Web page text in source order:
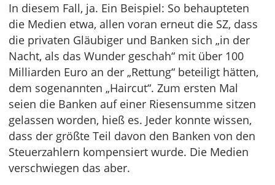
In diesem Fall, ja. Ein Beispiel: So behaupteten
die Medien etwa, allen voran erneut die SZ, dass
die privaten Gläubiger und Banken sich „in der
Nacht, als das Wunder geschah“ mit über 100
Milliarden Euro an der „Rettung“ beteiligt hätten,
dem sogenannten „Haircut“. Zum ersten Mal
seien die Banken auf einer Riesensumme sitzen
gelassen worden, hieß es. Jeder konnte wissen,
dass der größte Teil davon den Banken von den
Steuerzahlern kompensiert wurde. Die Medien
verschwiegen das aber.